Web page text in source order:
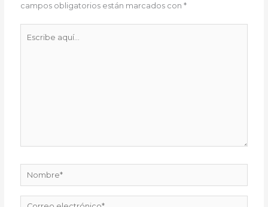
campos obligatorios están marcados con*
Nombre*
Correo